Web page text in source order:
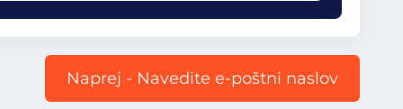
Naprej - Navedite e-poštni naslov